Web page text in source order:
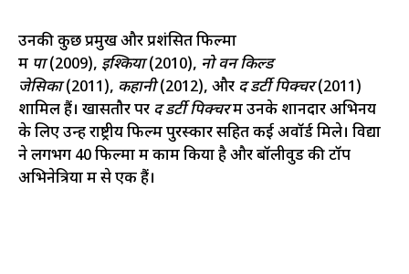
उनकी कुछ प्रमुख और प्रशंसित फिल्मों
में पा(2009), इश्किया(2010), नो वन किल्ड
जेसिका(2011), कहानी(2012), और द डर्टी पिक्चर(2011)
शामिल हैं। खासतौर पर द डर्टी पिक्चरमें उनके शानदार अभिनय
के लिए उन्हें राष्ट्रीय फिल्म पुरस्कार सहित कई अवॉर्ड मिले। विद्या
ने लगभग 40 फिल्मों में काम किया है और बॉलीवुड की टॉप
अभिनेत्रियों में से एक हैं।